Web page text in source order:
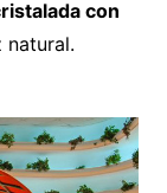
con
natural.